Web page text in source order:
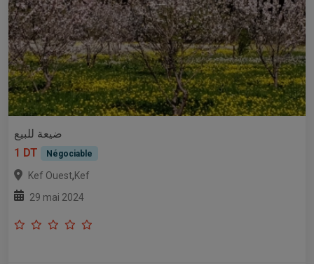
ضيعة للبيع
1 DT
Négociable
Kef Ouest,Kef
29 mai 2024